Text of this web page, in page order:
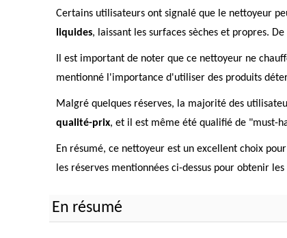
Certains utilisateurs ont signalé que le nettoyeur
liquides, laissant les surfaces sèches et propres.
Il est important de noter que ce nettoyeur ne
mentionné l'importance d'utiliser des produits
Malgré quelques réserves, la majorité des
qualité-prix, et il est même été qualifié de "must-
En résumé, ce nettoyeur est un excellent choix
les réserves mentionnées ci-dessus pour obtenir
En résumé